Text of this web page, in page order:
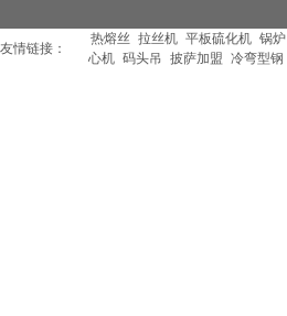
友情链接：
热熔丝 拉丝机 平板硫化机 锅炉
心机 码头吊 披萨加盟 冷弯型钢